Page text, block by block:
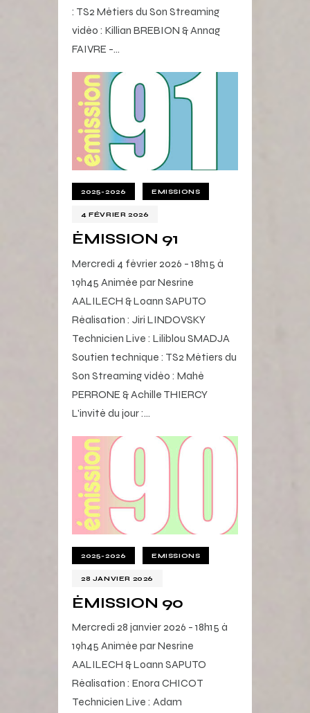
: TS2 Métiers du Son Streaming
vidéo : Killian BREBION & Annag
FAIVRE -…
2025-2026 EMISSIONS
4 FÉVRIER 2026
ÉMISSION 91
Mercredi 4 février 2026 - 18h15 à
19h45 Animée par Nesrine
AALILECH & Loann SAPUTO
Réalisation : Jiri LINDOVSKY
Technicien Live : Liliblou SMADJA
Soutien technique : TS2 Métiers du
Son Streaming vidéo : Mahé
PERRONE & Achille THIERCY
L'invité du jour :…
2025-2026 EMISSIONS
28 JANVIER 2026
ÉMISSION 90
Mercredi 28 janvier 2026 - 18h15 à
19h45 Animée par Nesrine
AALILECH & Loann SAPUTO
Réalisation : Enora CHICOT
Technicien Live : Adam